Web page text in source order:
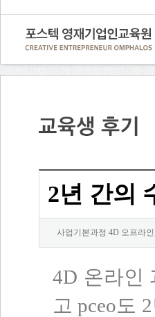
2년 간의
사업기본과정 4D 오프라
4D 온라인
고 pceo도